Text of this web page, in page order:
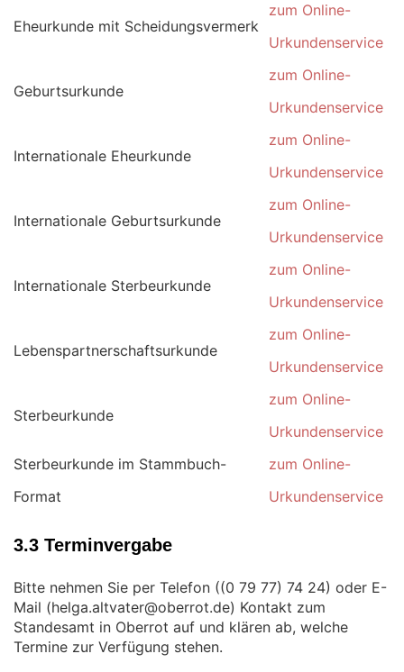
Eheurkunde mit Scheidungsvermerk
zum Online-
Urkundenservice
Geburtsurkunde
zum Online-
Urkundenservice
Internationale Eheurkunde
zum Online-
Urkundenservice
Internationale Geburtsurkunde
zum Online-
Urkundenservice
Internationale Sterbeurkunde
zum Online-
Urkundenservice
Lebenspartnerschaftsurkunde
zum Online-
Urkundenservice
Sterbeurkunde
zum Online-
Urkundenservice
Sterbeurkunde im Stammbuch-
Format
zum Online-
Urkundenservice
3.3 Terminvergabe
Bitte nehmen Sie per Telefon (
) oder E-
Mail (
) Kontakt zum
Standesamt in Oberrot auf und klären ab, welche
Termine zur Verfügung stehen.